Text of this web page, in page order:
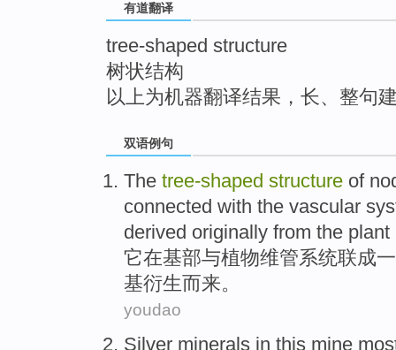
有道翻译
tree-shaped structure
树状结构
以上为机器翻译结果，长、整句
双语例句
The tree-shaped structure of
connected with the vascular
derived originally from the plant
它在基部与植物维管系统联成
基衍生而来。
youdao
Silver minerals in this mine